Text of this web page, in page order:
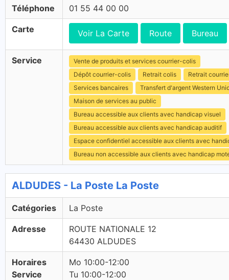
Téléphone 01 55 44 00 00
Carte Voir La Carte Route Bureau
Service
Vente de produits et services courrier-colis
Dépôt courrier-colis
Retrait colis
Retrait
Services bancaires
Transfert d'argent Western
Maison de services au public
Bureau accessible aux clients avec handicap visuel
Bureau accessible aux clients avec handicap auditif
Espace confidentiel accessible aux clients avec
Bureau non accessible aux clients avec handicap
ALDUDES - La Poste La Poste
Catégories La Poste
Adresse
ROUTE NATIONALE 12
64430 ALDUDES
Horaires
Service
Mo 10:00-12:00
Tu 10:00-12:00